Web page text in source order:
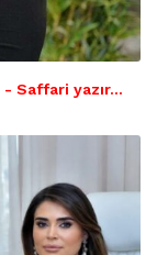
- Saffari yazır…